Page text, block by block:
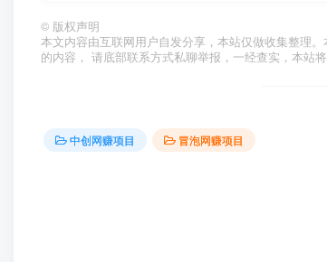
© 版权声明
本文内容由互联网用户自发分享，本站仅做收集整理
的内容， 请底部联系方式私聊举报，一经查实，本站将
中创网赚项目 冒泡网赚项目